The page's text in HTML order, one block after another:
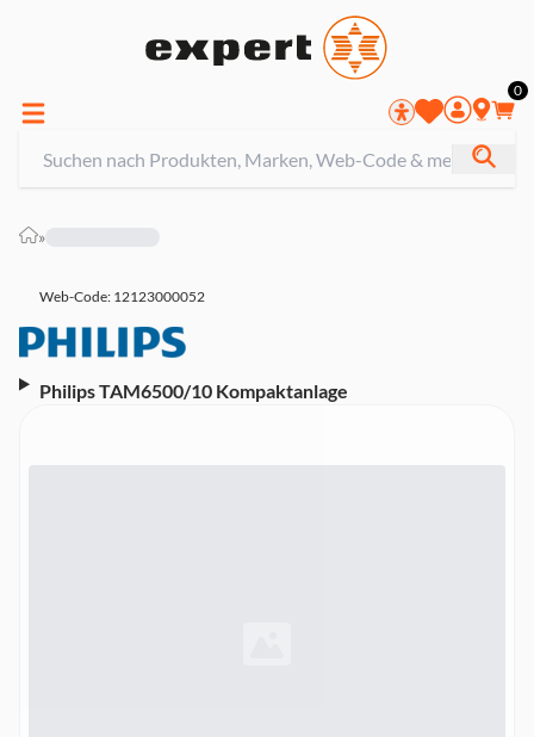
0
»
Web-Code: 12123000052
Philips TAM6500/10 Kompaktanlage